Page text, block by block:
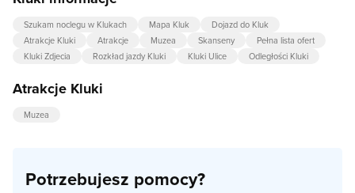
Szukam noclegu w Klukach Mapa Kluk
Dojazd do Kluk
Atrakcje Kluki
Atrakcje Muzea Skanseny
Pełna lista ofert
Kluki Zdjecia
Rozkład jazdy Kluki Kluki Ulice Odległości Kluki
Atrakcje Kluki
Muzea
Potrzebujesz pomocy?